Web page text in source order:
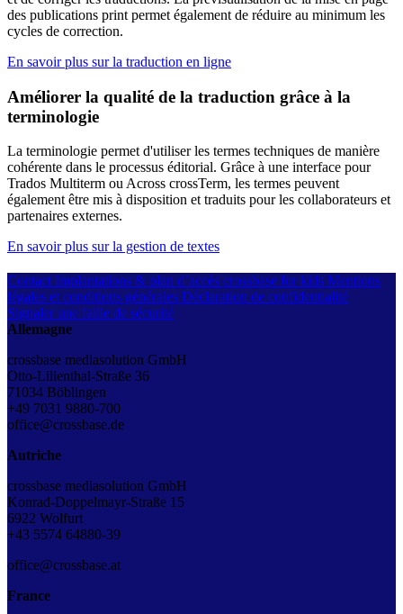
des publications print permet également de réduire au minimum les
cycles de correction.
En savoir plus sur la traduction en ligne
Améliorer la qualité de la traduction grâce à la
terminologie
La terminologie permet d'utiliser les termes techniques de manière
cohérente dans le processus éditorial. Grâce à une interface pour
Trados Multiterm ou Across crossTerm, les termes peuvent
également être mis à disposition et traduits pour les collaborateurs et
partenaires externes.
En savoir plus sur la gestion de textes
Contact Implantations & plan d’accès crossbase for kids Mentions
légales et conditions générales Déclaration de confidentialité
Signaler une faille de sécurité
Allemagne
crossbase mediasolution GmbH
Otto-Lilienthal-Straße 36
71034 Böblingen
+49 7031 9880-700
office@crossbase.de
Autriche
crossbase mediasolution GmbH
Konrad-Doppelmayr-Straße 15
6922 Wolfurt
+43 5574 64880-39
office@crossbase.at
France